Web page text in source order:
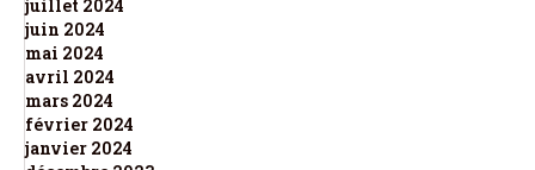
juillet 2024
juin 2024
mai 2024
avril 2024
mars 2024
février 2024
janvier 2024